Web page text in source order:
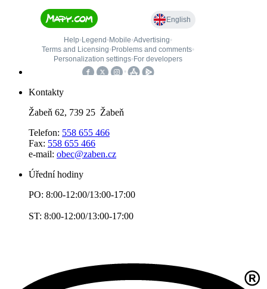
Kontakty
Žabeň 62, 739 25 Žabeň
Telefon: 558 655 466
Fax: 558 655 466
e-mail: obec@zaben.cz
Úřední hodiny
PO: 8:00-12:00/13:00-17:00
ST: 8:00-12:00/13:00-17:00